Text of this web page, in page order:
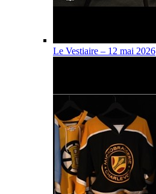
Le Vestiaire – 12 mai 2026